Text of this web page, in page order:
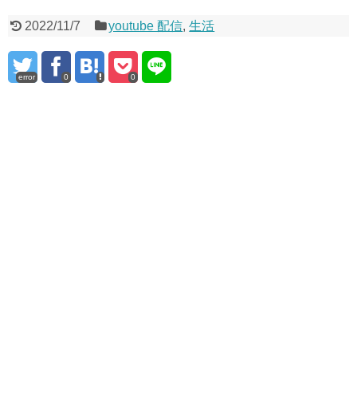
2022/11/7 youtube 配信,生活
error 0 0